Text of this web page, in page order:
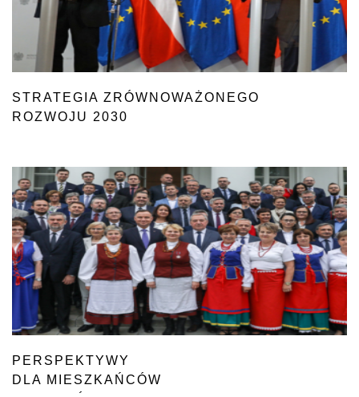
STRATEGIA ZRÓWNOWAŻONEGO
ROZWOJU 2030
PERSPEKTYWY
DLA MIESZKAŃCÓW